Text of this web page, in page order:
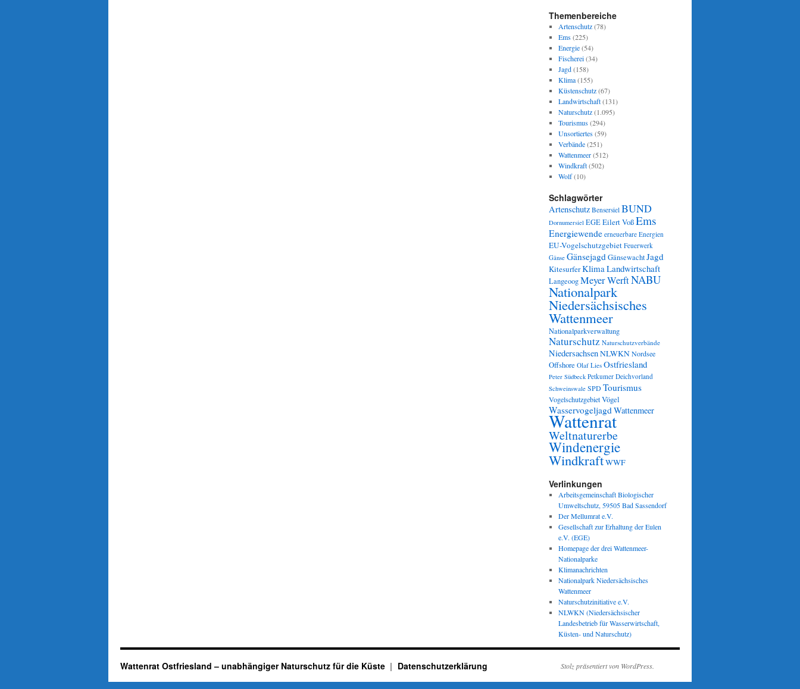
Themenbereiche
Artenschutz(78)
Ems(225)
Energie(54)
Fischerei(34)
Jagd(158)
Klima(155)
Küstenschutz(67)
Landwirtschaft(131)
Naturschutz(1.095)
Tourismus(294)
Unsortiertes(59)
Verbände(251)
Wattenmeer(512)
Windkraft(502)
Wolf(10)
Schlagwörter
Artenschutz Bensersiel BUND
Dornumersiel EGEEilert VoßEms
Energiewende erneuerbare Energien
EU-Vogelschutzgebiet Feuerwerk
Gänse GänsejagdGänsewachtJagd
KitesurferKlimaLandwirtschaft
LangeoogMeyer WerftNABU
Nationalpark
Niedersächsisches
Wattenmeer
Nationalparkverwaltung
Naturschutz Naturschutzverbände
NiedersachsenNLWKNNordsee
Offshore Olaf Lies Ostfriesland
Peter Südbeck Petkumer Deichvorland
Schweinswale SPDTourismus
VogelschutzgebietVögel
WasservogeljagdWattenmeer
Wattenrat
Weltnaturerbe
Windenergie
WindkraftWWF
Verlinkungen
Arbeitsgemeinschaft Biologischer
Umweltschutz, 59505 Bad Sassendorf
Der Mellumrat e.V.
Gesellschaft zur Erhaltung der Eulen
e.V. (EGE)
Homepage der drei Wattenmeer-
Nationalparke
Klimanachrichten
Nationalpark Niedersächsisches
Wattenmeer
Naturschutzinitiative e.V.
NLWKN (Niedersächsischer
Landesbetrieb für Wasserwirtschaft,
Küsten- und Naturschutz)
Wattenrat Ostfriesland – unabhängiger Naturschutz für die Küste Datenschutzerklärung Stolz präsentiert von WordPress.